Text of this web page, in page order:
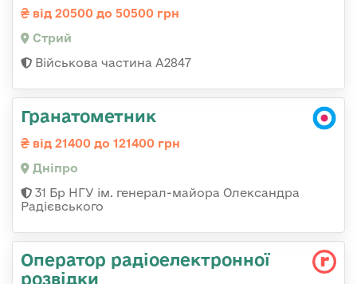
від 20500 до 50500 грн
Стрий
Військова частина А2847
Гранатометник
від 21400 до 121400 грн
Дніпро
31 Бр НГУ ім. генерал-майора Олександра
Радієвського
Оператор радіоелектронної
розвідки